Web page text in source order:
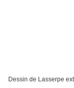
Dessin de Lasserpe